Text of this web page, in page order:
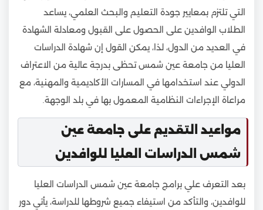
التي تلتزم بمعايير جودة التعليم والبحث العلمي، يساعد
الطلاب الوافدين على الحصول على القبول ومعادلة الشهادة
في العديد من الدول، لذا، يمكن القول إن شهادة الدراسات
العليا من جامعة عين شمس تحظى بدرجة عالية من الاعتراف
الدولي عند استخدامها في المسارات الأكاديمية والمهنية، مع
مراعاة الإجراءات النظامية المعمول بها في بلد الوجهة.
مواعيد التقديم على جامعة عين
شمس الدراسات العليا للوافدين
بعد التعرف علي برامج جامعة عين شمس الدراسات العليا
للوافدين، والتأكد من استيفاء جميع شروطها للدراسة، يأتي دور